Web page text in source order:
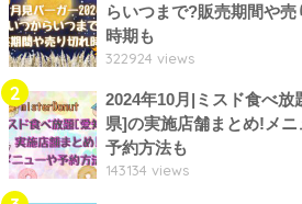
らいつまで?販売期間や売
時期も
322924 views
2
2024年10月|ミスド食べ放
県]の実施店舗まとめ!メニ
予約方法も
143134 views